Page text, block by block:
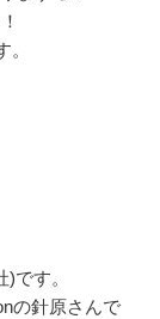
です。
の針原さんで